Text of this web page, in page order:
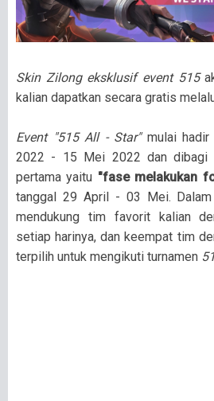
Skin Zilong eksklusif event 515
kalian dapatkan secara gratis
Event "515 All - Star"mulai hadir
2022 - 15 Mei 2022 dan dibagi
pertama yaitu "fase melakukan
tanggal 29 April - 03 Mei.
mendukung tim favorit kalian
setiap harinya, dan keempat tim
terpilih untuk mengikuti turnamen